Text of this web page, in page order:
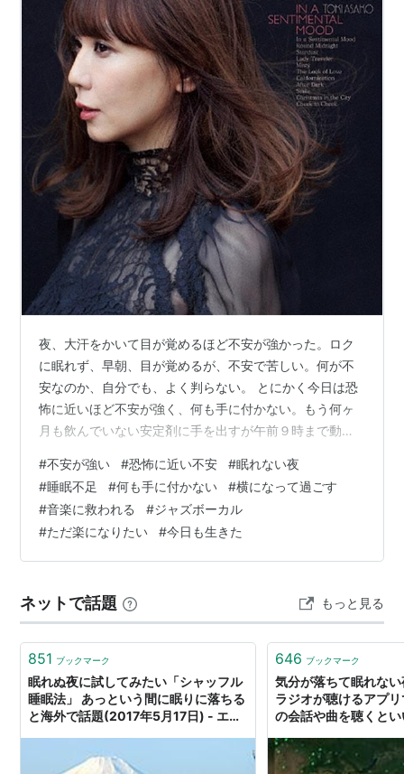
夜、大汗をかいて目が覚めるほど不安が強かった。ロク
に眠れず、早朝、目が覚めるが、不安で苦しい。何が不
安なのか、自分でも、よく判らない。 とにかく今日は恐
怖に近いほど不安が強く、何も手に付かない。もう何ヶ
月も飲んでいない安定剤に手を出すが午前９時まで動け
されそうという言葉があるが、身体の前後から圧迫され
ているようだ。 横になり耳の中にワイヤレスイヤフォン
を突っ込み、土岐麻子さんの初期のジャズボーカルを聴
いているうちに少し良くなった。 しかし、本当、苦しく
て何もできないし、何も楽しめそうもない。ただ楽にな
#不安が強い #恐怖に近い不安 #眠れない夜
#睡眠不足 #何も手に付かない #横になって過ごす
#音楽に救われる #ジャズボーカル
#ただ楽になりたい #今日も生きた
ネットで話題 もっと見る
851 ブックマーク
眠れぬ夜に試してみたい「シャッフル
睡眠法」 あっという間に眠りに落ちる
と海外で話題(2017年5月17日) - エキ
646 ブックマーク
気分が落ちて眠れな
ラジオが聴けるアプ
の会話や曲を聴くと